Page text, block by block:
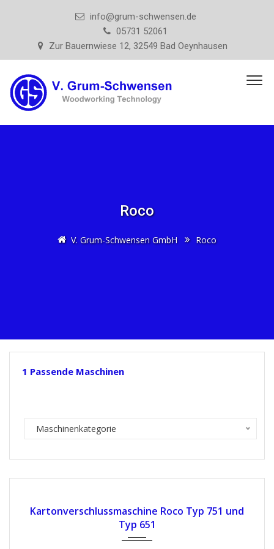
info@grum-schwensen.de
05731 52061
Zur Bauernwiese 12, 32549 Bad Oeynhausen
Roco
V. Grum-Schwensen GmbH Roco
1 Passende Maschinen
Maschinenkategorie
Karton­verschluss­maschine Roco Typ 751 und
Typ 651